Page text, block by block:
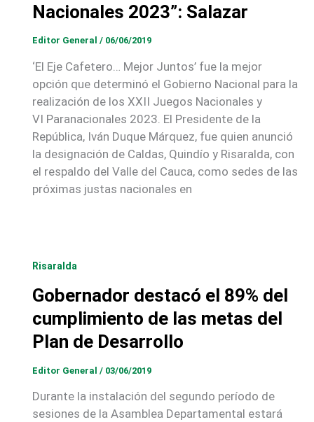
Nacionales 2023”: Salazar
Editor General / 06/06/2019
‘El Eje Cafetero… Mejor Juntos’ fue la mejor
opción que determinó el Gobierno Nacional para la
realización de los XXII Juegos Nacionales y
VI Paranacionales 2023. El Presidente de la
República, Iván Duque Márquez, fue quien anunció
la designación de Caldas, Quindío y Risaralda, con
el respaldo del Valle del Cauca, como sedes de las
próximas justas nacionales en
Risaralda
Gobernador destacó el 89% del
cumplimiento de las metas del
Plan de Desarrollo
Editor General / 03/06/2019
Durante la instalación del segundo período de
sesiones de la Asamblea Departamental estará